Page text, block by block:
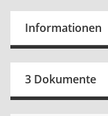
Informationen
3 Dokumente